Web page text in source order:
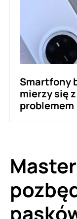
Smartfony
mierzy się
problemem